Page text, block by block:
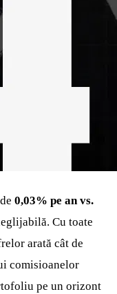
0,03% pe an vs.
Cu toate
arată cât de
comisioanelor
pe un orizont